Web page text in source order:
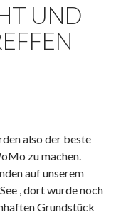
UND
also der beste
zu machen.
auf unserem
, dort wurde noch
Grundstück